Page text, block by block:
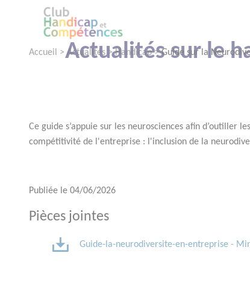
Actualités sur le
Accueil > Actualités > Handicap > Guide sur la
Ce guide s’appuie sur les neurosciences afin
compétitivité de l'entreprise : l'inclusion de la
Publiée le 04/06/2026
Pièces jointes
Guide-la-neurodiversite-en-entreprise -
Gestion des consentements